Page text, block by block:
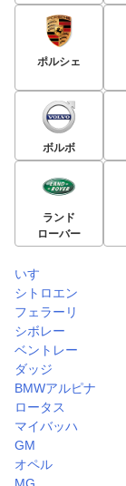
ポルシェ
ボルボ
ランド
ローバー
いすゞ
シトロエン
フェラーリ
シボレー
ベントレー
ダッジ
BMWアルピナ
ロータス
マイバッハ
GM
オペル